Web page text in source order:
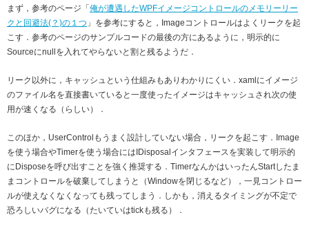
まず，参考のページ「 俺が遭遇したWPFイメージコントロールのメモリーリー
クと回避法(？)の１つ 」を参考にすると，Imageコントロールはよくリークを起
こす．参考のページのサンプルコードの最後の方にあるように，明示的に
Sourceにnullを入れてやらないと割と残るようだ．
リーク以外に，キャッシュという仕組みもありわかりにくい．xamlにイメージ
のファイル名を直接書いていると一度使ったイメージはキャッシュされ次の使
用が速くなる（らしい）．
このほか，UserControlもうまく設計していない場合，リークを起こす．Image
を使う場合やTimerを使う場合にはIDisposalインタフェースを実装して明示的
にDisposeを呼び出すことを強く推奨する．TimerなんかはいったんStartしたま
まコントロールを破棄してしまうと（Windowを閉じるなど），一見コントロー
ルが使えなくなくなっても残ってしまう．しかも，消えるタイミングが不定で
恐ろしいバグになる（たいていはtickも残る）．